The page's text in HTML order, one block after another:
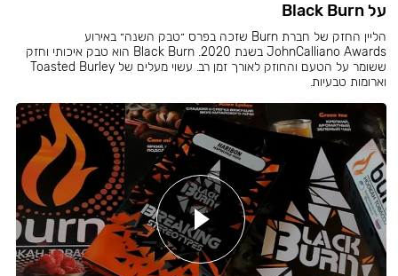
על Black Burn
הליין החזק של חברת Burn שזכה בפרס ״טבק השנה״ באירוע
JohnCalliano Awards בשנת 2020. Black Burn הוא טבק איכותי וחזק
ששומר על הטעם והחוזק לאורך זמן רב. עשוי מעלים של Toasted Burley
וארומות טבעיות.